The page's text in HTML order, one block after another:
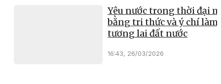
Yêu nước trong thời đại
bằng tri thức và ý chí làm
tương lai đất nước
16:43, 26/03/2026